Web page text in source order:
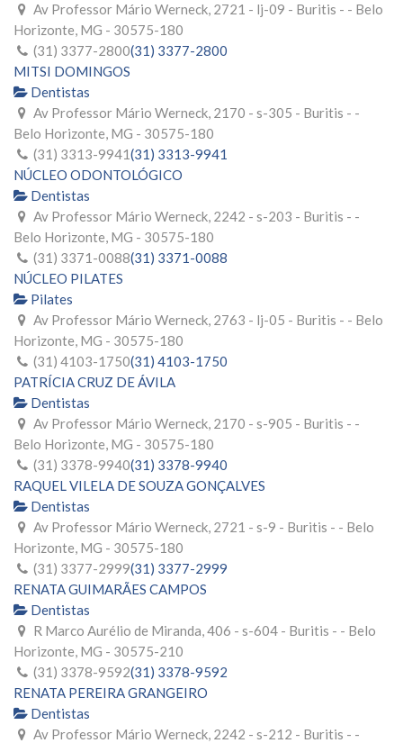
Av Professor Mário Werneck, 2721 - lj-09 - Buritis - - Belo
Horizonte, MG - 30575-180
(31) 3377-2800(31) 3377-2800
MITSI DOMINGOS
Dentistas
Av Professor Mário Werneck, 2170 - s-305 - Buritis - -
Belo Horizonte, MG - 30575-180
(31) 3313-9941(31) 3313-9941
NÚCLEO ODONTOLÓGICO
Dentistas
Av Professor Mário Werneck, 2242 - s-203 - Buritis - -
Belo Horizonte, MG - 30575-180
(31) 3371-0088(31) 3371-0088
NÚCLEO PILATES
Pilates
Av Professor Mário Werneck, 2763 - lj-05 - Buritis - - Belo
Horizonte, MG - 30575-180
(31) 4103-1750(31) 4103-1750
PATRÍCIA CRUZ DE ÁVILA
Dentistas
Av Professor Mário Werneck, 2170 - s-905 - Buritis - -
Belo Horizonte, MG - 30575-180
(31) 3378-9940(31) 3378-9940
RAQUEL VILELA DE SOUZA GONÇALVES
Dentistas
Av Professor Mário Werneck, 2721 - s-9 - Buritis - - Belo
Horizonte, MG - 30575-180
(31) 3377-2999(31) 3377-2999
RENATA GUIMARÃES CAMPOS
Dentistas
R Marco Aurélio de Miranda, 406 - s-604 - Buritis - - Belo
Horizonte, MG - 30575-210
(31) 3378-9592(31) 3378-9592
RENATA PEREIRA GRANGEIRO
Dentistas
Av Professor Mário Werneck, 2242 - s-212 - Buritis - -